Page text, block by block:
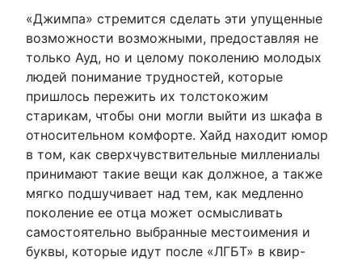
«Джимпа» стремится сделать эти упущенные
возможности возможными, предоставляя не
только Ауд, но и целому поколению молодых
людей понимание трудностей, которые
пришлось пережить их толстокожим
старикам, чтобы они могли выйти из шкафа в
относительном комфорте. Хайд находит юмор
в том, как сверхчувствительные миллениалы
принимают такие вещи как должное, а также
мягко подшучивает над тем, как медленно
поколение ее отца может осмысливать
самостоятельно выбранные местоимения и
буквы, которые идут после «ЛГБТ» в квир-